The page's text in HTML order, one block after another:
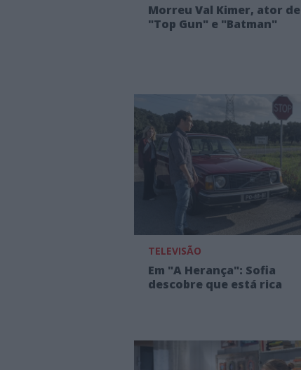
Morreu Val Kimer, ator de
"Top Gun" e "Batman"
TELEVISÃO
Em "A Herança": Sofia
descobre que está rica